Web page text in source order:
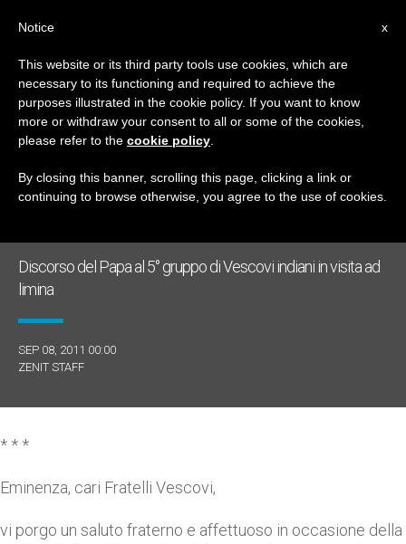
GIORNO
Settembre 8th, 2011
ULTIME NOTIZIE
Discorso del Papa al 5° gruppo di Vescovi indiani in visita ad
limina
SEP 08, 2011 00:00
ZENIT STAFF
* * *
Eminenza, cari Fratelli Vescovi,
vi porgo un saluto fraterno e affettuoso in occasione della
x
Notice
This website or its third party tools use cookies, which are
necessary to its functioning and required to achieve the
purposes illustrated in the cookie policy. If you want to know
more or withdraw your consent to all or some of the cookies,
please refer to the cookie policy
By closing this banner, scrolling this page, clicking a link or
continuing to browse otherwise, you agree to the use of cookies.